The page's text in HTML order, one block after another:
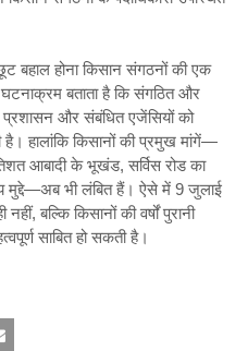
बहाल होना किसान संगठनों की एक
घटनाक्रम बताता है कि संगठित और
और संबंधित एजेंसियों को
हालांकि किसानों की प्रमुख मांगें—
आबादी के भूखंड, सर्विस रोड का
मुद्दे—अब भी लंबित हैं। ऐसे में 9 जुलाई
बल्कि किसानों की वर्षों पुरानी
साबित हो सकती है।